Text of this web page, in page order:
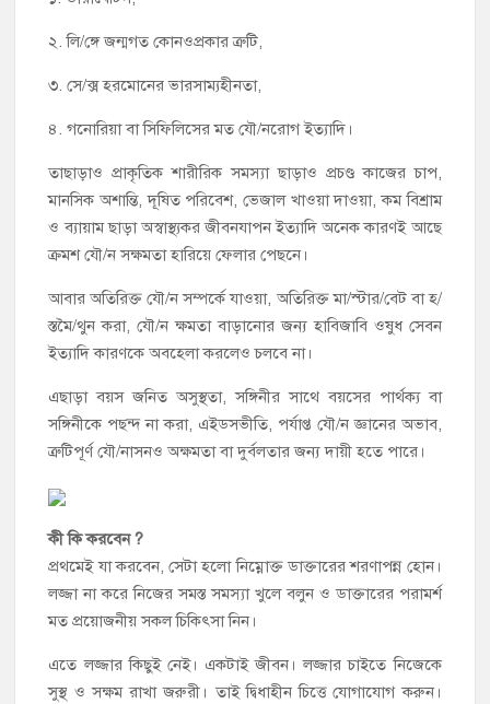
২. লি/ঙ্গে জন্মগত কোনওপ্রকার ত্রুটি,
৩. সে/ক্স হরমোনের ভারসাম্যহীনতা,
৪. গনোরিয়া বা সিফিলিসের মত যৌ/নরোগ ইত্যাদি।
তাছাড়াও প্রাকৃতিক শারীরিক সমস্যা ছাড়াও প্রচণ্ড কাজের চাপ,
মানসিক অশান্তি, দূষিত পরিবেশ, ভেজাল খাওয়া দাওয়া, কম বিশ্রাম
ও ব্যায়াম ছাড়া অস্বাস্থ্যকর জীবনযাপন ইত্যাদি অনেক কারণই আছে
ক্রমশ যৌ/ন সক্ষমতা হারিয়ে ফেলার পেছনে।
আবার অতিরিক্ত যৌ/ন সম্পর্কে যাওয়া, অতিরিক্ত মা/স্টার/বেট বা হ/
স্তমৈ/থুন করা, যৌ/ন ক্ষমতা বাড়ানোর জন্য হাবিজাবি ওষুধ সেবন
ইত্যাদি কারণকে অবহেলা করলেও চলবে না।
এছাড়া বয়স জনিত অসুস্থতা, সঙ্গিনীর সাথে বয়সের পার্থক্য বা
সঙ্গিনীকে পছন্দ না করা, এইডসভীতি, পর্যাপ্ত যৌ/ন জ্ঞানের অভাব,
ত্রুটিপূর্ণ যৌ/নাসনও অক্ষমতা বা দুর্বলতার জন্য দায়ী হতে পারে।
কী কি করবেন ?
প্রথমেই যা করবেন, সেটা হলো নিম্নোক্ত ডাক্তারের শরণাপন্ন হোন।
লজ্জা না করে নিজের সমস্ত সমস্যা খুলে বলুন ও ডাক্তারের পরামর্শ
মত প্রয়োজনীয় সকল চিকিৎসা নিন।
এতে লজ্জার কিছুই নেই। একটাই জীবন। লজ্জার চাইতে নিজেকে
সুস্থ ও সক্ষম রাখা জরুরী। তাই দ্বিধাহীন চিত্তে যোগাযোগ করুন।